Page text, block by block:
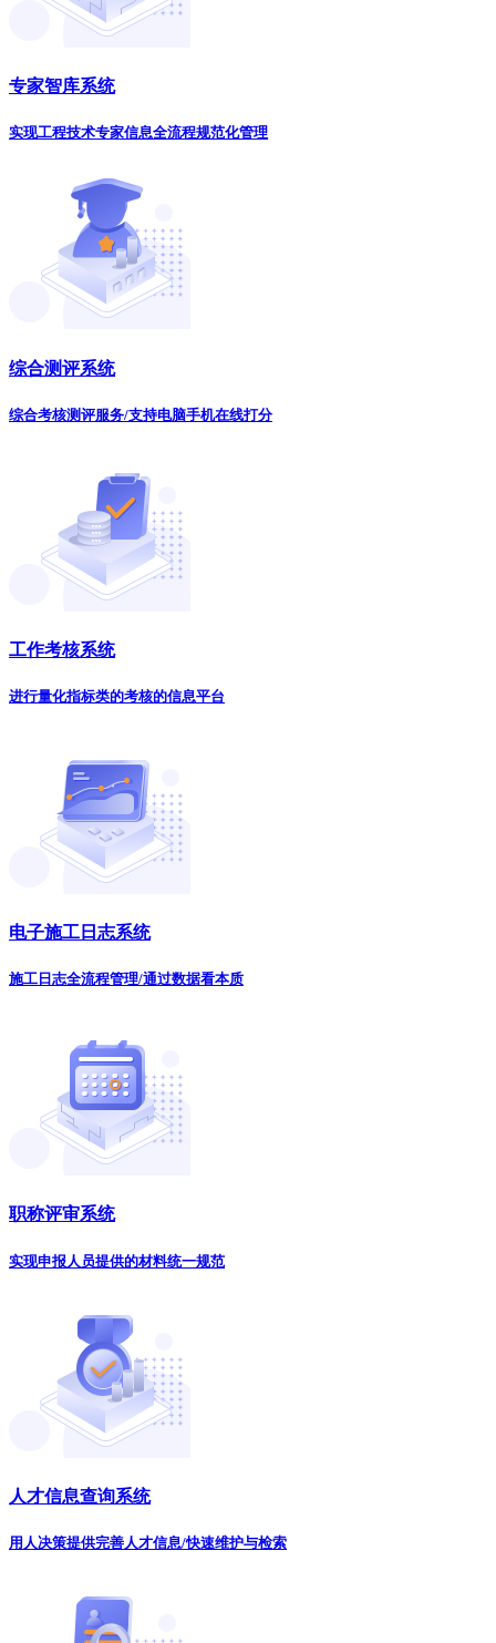
专家智库系统
实现工程技术专家信息全流程规范化管理
综合测评系统
综合考核测评服务/支持电脑手机在线打分
工作考核系统
进行量化指标类的考核的信息平台
电子施工日志系统
施工日志全流程管理/通过数据看本质
职称评审系统
实现申报人员提供的材料统一规范
人才信息查询系统
用人决策提供完善人才信息/快速维护与检索